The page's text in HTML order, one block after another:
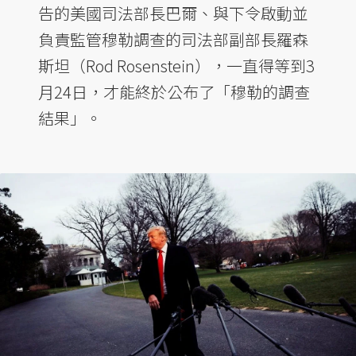
告的美國司法部長巴爾、與下令啟動並
負責監管穆勒調查的司法部副部長羅森
斯坦（Rod Rosenstein），一直得等到3
月24日，才能終於公布了「穆勒的調查
結果」。